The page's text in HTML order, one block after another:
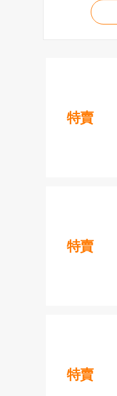
特賣
特賣
特賣